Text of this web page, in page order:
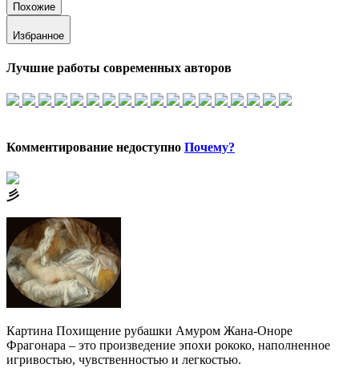
Похожие
Избранное
Лучшие работы современных авторов
Комментирование недоступно Почему?
⼺
Картина Похищение рубашки Амуром Жана-Оноре
Фрагонара – это произведение эпохи рококо, наполненное
игривостью, чувственностью и легкостью.